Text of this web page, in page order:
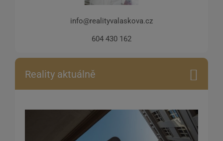
info@realityvalaskova.cz
604 430 162
Reality aktuálně